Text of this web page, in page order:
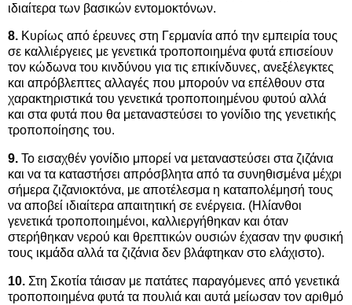
ιδιαίτερα των βασικών εντομοκτόνων.
8. Κυρίως από έρευνες στη Γερμανία από την εμπειρία τους
σε καλλιέργειες με γενετικά τροποποιημένα φυτά επισείουν
τον κώδωνα του κινδύνου για τις επικίνδυνες, ανεξέλεγκτες
και απρόβλεπτες αλλαγές που μπορούν να επέλθουν στα
χαρακτηριστικά του γενετικά τροποποιημένου φυτού αλλά
και στα φυτά που θα μεταναστεύσει το γονίδιο της γενετικής
τροποποίησης του.
9. Το εισαχθέν γονίδιο μπορεί να μεταναστεύσει στα ζιζάνια
και να τα καταστήσει απρόσβλητα από τα συνηθισμένα μέχρι
σήμερα ζιζανιοκτόνα, με αποτέλεσμα η καταπολέμησή τους
να αποβεί ιδιαίτερα απαιτητική σε ενέργεια. (Ηλίανθοι
γενετικά τροποποιημένοι, καλλιεργήθηκαν και όταν
στερήθηκαν νερού και θρεπτικών ουσιών έχασαν την φυσική
τους ικμάδα αλλά τα ζιζάνια δεν βλάφτηκαν στο ελάχιστο).
10. Στη Σκοτία τάισαν με πατάτες παραγόμενες από γενετικά
τροποποιημένα φυτά τα πουλιά και αυτά μείωσαν τον αριθμό